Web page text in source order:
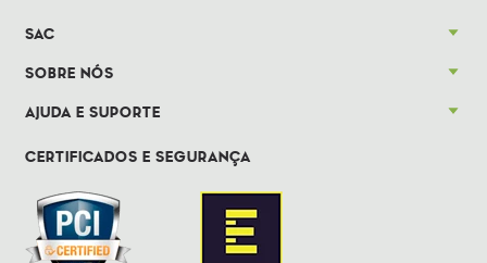
SAC
SOBRE NÓS
AJUDA E SUPORTE
CERTIFICADOS E SEGURANÇA